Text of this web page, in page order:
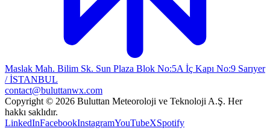
Maslak Mah. Bilim Sk. Sun Plaza Blok No:5A İç Kapı No:9 Sarıyer
/ İSTANBUL
contact@buluttanwx.com
Copyright © 2026 Buluttan Meteoroloji ve Teknoloji A.Ş. Her
hakkı saklıdır.
LinkedInFacebookInstagramYouTubeXSpotify